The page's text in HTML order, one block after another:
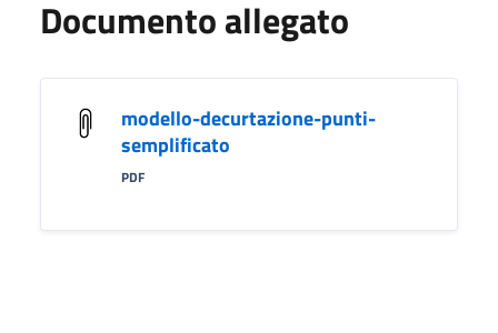
Documento allegato
modello-decurtazione-punti-
semplificato
PDF